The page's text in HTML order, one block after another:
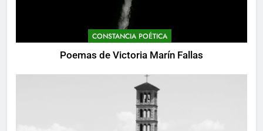
CONSTANCIA POÉTICA
Poemas de Victoria Marín Fallas